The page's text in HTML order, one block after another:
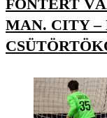
FONTÉRT
MAN. CITY –